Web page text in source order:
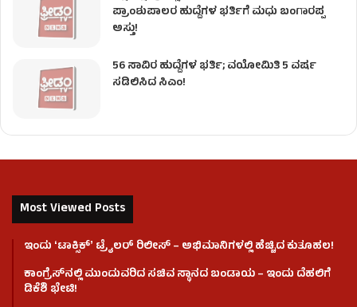
ಪ್ರಾಂಶುಪಾಲರ ಹುದ್ದೆಗಳ ಭರ್ತಿಗೆ ಮಧು ಬಂಗಾರಪ್ಪ
ಅಸ್ತು!
56 ಸಾವಿರ ಹುದ್ದೆಗಳ ಭರ್ತಿ; ವಯೋಮಿತಿ 5 ವರ್ಷ
ಸಡಿಲಿಸಿದ ಸಿಎಂ!
Most Viewed Posts
ಇಂದು ʻಟಾಕ್ಸಿಕ್ʼ ಟ್ರೈಲರ್ ರಿಲೀಸ್‌ – ಅಭಿಮಾನಿಗಳಲ್ಲಿ ಹೆಚ್ಚಿದ ಕುತೂಹಲ!
ಕಾಂಗ್ರೆಸ್​ನಲ್ಲಿ ಮುಂದುವರಿದ ಸಚಿವ ಸ್ಥಾನದ ಬಂಡಾಯ – ಇಂದು ದೆಹಲಿಗೆ
ಡಿಕೆಶಿ ಭೇಟಿ!